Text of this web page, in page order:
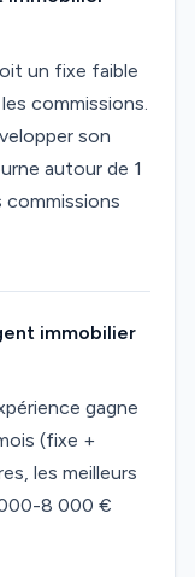
un fixe faible
commissions.
son
autour de 1
commissions
immobilier
gagne
(fixe +
les meilleurs
8 000 €